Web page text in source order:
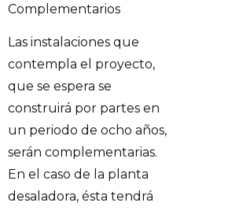
Complementarios
Las instalaciones que
contempla el proyecto,
que se espera se
construirá por partes en
un periodo de ocho años,
serán complementarias.
En el caso de la planta
desaladora, ésta tendrá